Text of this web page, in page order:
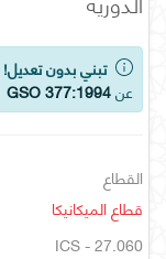
تبني بدون تعديل!
عنGSO 377:1994
القطاع
قطاع الميكانيكا
ICS - 27.060